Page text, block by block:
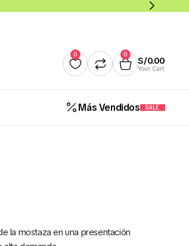
0 0
S/0.00
Your Cart
Más Vendidos SALE
S/5.00
la mostaza en una presentación